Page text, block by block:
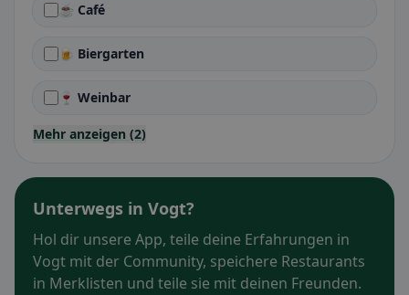
☕ Café
🍺 Biergarten
🍷 Weinbar
Mehr anzeigen (2)
Unterwegs in Vogt?
Hol dir unsere App, teile deine Erfahrungen in
Vogt mit der Community, speichere Restaurants
in Merklisten und teile sie mit deinen Freunden.